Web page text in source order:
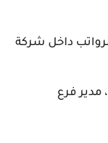
داخل شركة
مدير فرع